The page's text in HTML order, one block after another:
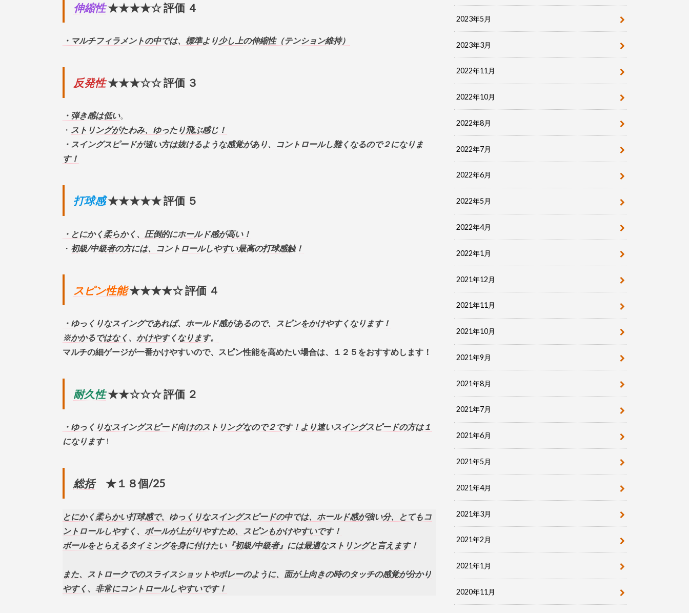
伸縮性 ★★★★☆ 評価 ４
・マルチフィラメントの中では、標準より少し上の伸縮性（テンション維持）
反発性★★★☆☆ 評価 ３
・弾き感は低い。
・ ストリングがたわみ、ゆったり飛ぶ感じ！
・スイングスピードが速い方は抜けるような感覚があり、コントロールし難くなるので２になりま
す！
打球感★★★★★ 評価 ５
・とにかく柔らかく、圧倒的にホールド感が高い！
・ 初級/中級者の方には、コントロールしやすい最高の打球感触！
スピン性能★★★★☆ 評価 ４
・ゆっくりなスイングであれば、ホールド感があるので、スピンをかけやすくなります！
※かかるではなく、かけやすくなります。
マルチの細ゲージが一番かけやすいので、スピン性能を高めたい場合は、１２５をおすすめします！
耐久性★★☆☆☆ 評価 ２
・ゆっくりなスイングスピード向けのストリングなので２です！より速いスイングスピードの方は１
になります！
総括★１８個/25
とにかく柔らかい打球感で、ゆっくりなスイングスピードの中では、ホールド感が強い分、とてもコ
ントロールしやすく、ボールが上がりやすため、スピンもかけやすいです！
ボールをとらえるタイミングを身に付けたい『初級/中級者』には最適なストリングと言えます！
また、ストロークでのスライスショットやボレーのように、面が上向きの時のタッチの感覚が分かり
やすく、非常にコントロールしやすいです！
2023年5月
2023年3月
2022年11月
2022年10月
2022年8月
2022年7月
2022年6月
2022年5月
2022年4月
2022年1月
2021年12月
2021年11月
2021年10月
2021年9月
2021年8月
2021年7月
2021年6月
2021年5月
2021年4月
2021年3月
2021年2月
2021年1月
2020年11月